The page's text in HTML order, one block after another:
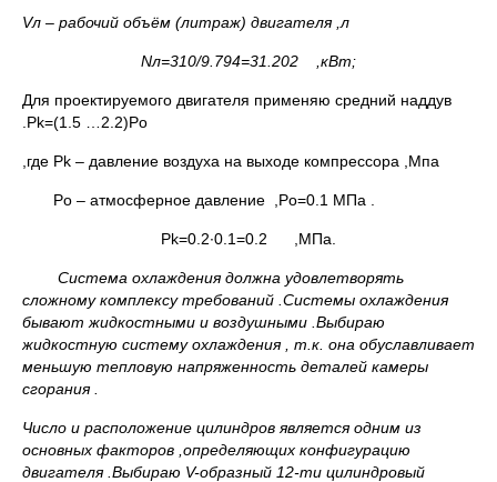
Vл – рабочий объём (литраж) двигателя ,л
Nл=310/9.794=31.202 ,кВт;
Для проектируемого двигателя применяю средний наддув
.Pk=(1.5 …2.2)Po
,где Pk – давление воздуха на выходе компрессора ,Мпа
Po – атмосферное давление ,Po=0.1 МПа .
Pk=0.2∙0.1=0.2 ,МПа.
Система охлаждения должна удовлетворять
сложному комплексу требований .Системы охлаждения
бывают жидкостными и воздушными .Выбираю
жидкостную систему охлаждения , т.к. она обуславливает
меньшую тепловую напряженность деталей камеры
сгорания .
Число и расположение цилиндров является одним из
основных факторов ,определяющих конфигурацию
двигателя .Выбираю V-образный 12-ти цилиндровый